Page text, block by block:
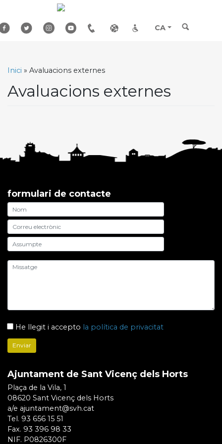
content
CA
Inici » Avaluacions externes
Avaluacions externes
formulari de contacte
He llegit i accepto la política de privacitat
Ajuntament de Sant Vicenç dels Horts
Plaça de la Vila, 1
08620 Sant Vicenç dels Horts
a/e ajuntament@svh.cat
Tel. 93 656 15 51
Fax. 93 396 98 33
NIF. P0826300F